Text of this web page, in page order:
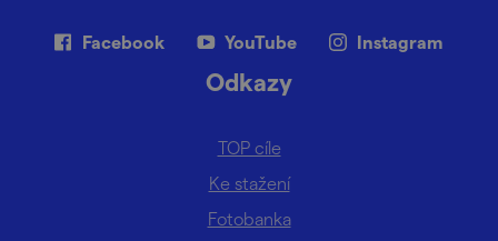
Facebook YouTube Instagram
Odkazy
TOP cíle
Ke stažení
Fotobanka